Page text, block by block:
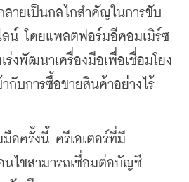
ายเป็นกลไกสำคัญในการขับ
ลน์ โดยแพลตฟอร์มอีคอมเมิร์ซ
ร่งพัฒนาเครื่องมือเพื่อเชื่อมโยง
กับการซื้อขายสินค้าอย่างไร้
ครั้งนี้ ครีเอเตอร์ที่มี
ไขสามารถเชื่อมต่อบัญชี